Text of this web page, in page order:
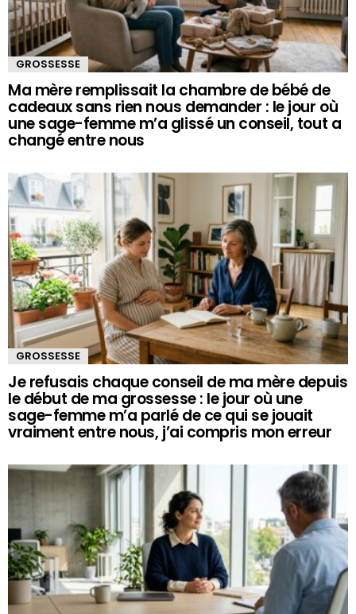
GROSSESSE
Ma mère remplissait la chambre de bébé de
cadeaux sans rien nous demander : le jour où
une sage-femme m’a glissé un conseil, tout a
changé entre nous
GROSSESSE
Je refusais chaque conseil de ma mère depuis
le début de ma grossesse : le jour où une
sage-femme m’a parlé de ce qui se jouait
vraiment entre nous, j’ai compris mon erreur